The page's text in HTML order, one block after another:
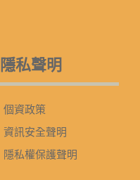
隱私聲明
個資政策
資訊安全聲明
隱私權保護聲明